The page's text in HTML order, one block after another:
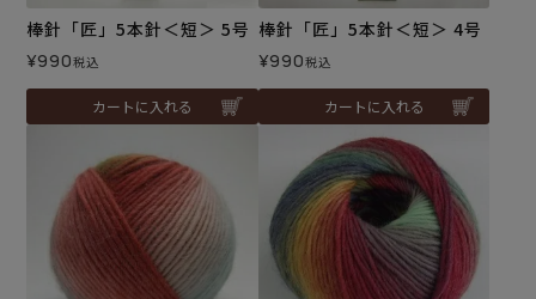
棒針「匠」5本針＜短＞ 5号
¥990税込
カートに入れる
棒針「匠」5本針＜短＞ 4号
¥990税込
カートに入れる